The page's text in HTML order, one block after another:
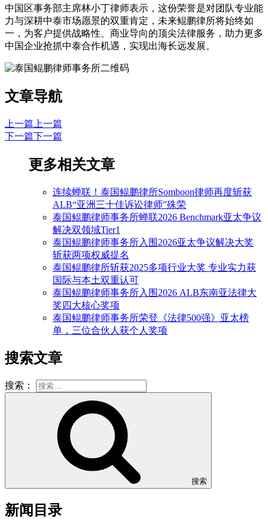
中国区事务部主席林小丁律师表示，这份荣誉是对团队专业能
力与深耕中泰市场愿景的双重肯定，未来鲲鹏律所将始终如
一，为客户提供战略性、商业导向的顶尖法律服务，助力更多
中国企业抢抓中泰合作机遇，实现出海长远发展。
文章导航
上一篇 上一篇
下一篇下一篇
更多相关文章
连续蝉联！泰国鲲鹏律所Somboon律师再度斩获
ALB“亚洲三十佳诉讼律师”殊荣
泰国鲲鹏律师事务所蝉联2026 Benchmark亚太争议
解决双领域Tier1
泰国鲲鹏律师事务所入围2026亚太争议解决大奖
斩获两项权威提名
泰国鲲鹏律所斩获2025多项行业大奖 专业实力获
国际与本土双重认可
泰国鲲鹏律师事务所入围2026 ALB东南亚法律大
奖四大核心奖项
泰国鲲鹏律师事务所荣登《法律500强》亚太榜
单，三位合伙人获个人奖项
搜索文章
搜索：
搜索
新闻目录